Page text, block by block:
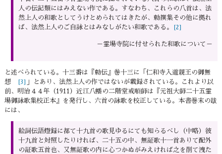
人の伝記類にはみえない作である。すなわち、これらの八首は、法
然上人の和歌としてうけとめられてはきたが、勅撰集その他に拠れ
ば、法然上人のご自詠とはみなしがたい和歌である。
[2]
－霊場寺院に付せられた和歌について－
と述べられている。十三番は『勅伝』巻十三に「仁和寺入道親王の御無
想
[3]
」とあり、法然上人の作ではないが載録されている。これより以
前、明治４４年（1911）近江八幡の二階堂戒順師は『元祖大師二十五霊
場御詠歌集校正本』を発行し、六首の詠歌を校正している。本書巻末の跋
には、
絵詞伝語燈録に都て十九首の歌見ゆるにても知らるべし（中略）彼
十九首と対照したりければ、二十五の中、無証歌十一首ありて配外
の証歌五首也、又無証歌の内に心つかぬがみえければ之を削て洩た